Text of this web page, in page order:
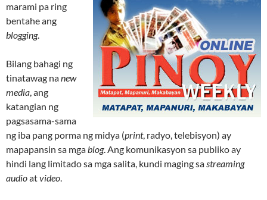
marami pa ring
bentahe ang
blogging.
Bilang bahagi ng
tinatawag nanew
media, ang
katangian ng
pagsasama-sama
ng iba pang porma ng midya (print, radyo, telebisyon) ay
mapapansin sa mgablog. Ang komunikasyon sa publiko ay
hindi lang limitado sa mga salita, kundi maging sastreaming
audioatvideo.